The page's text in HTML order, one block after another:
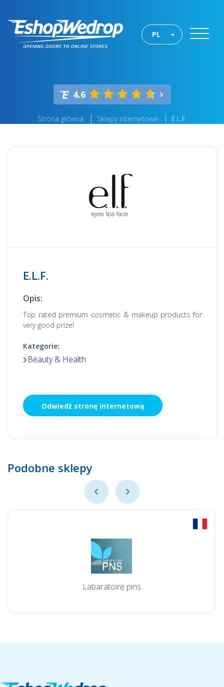
PL
4.6
Strona główna Sklepy internetowe E.L.F.
E.L.F.
Opis:
Top rated premium cosmetic & makeup products for
very good prize!
Kategorie:
Beauty & Health
Odwiedź stronę internetową
Podobne sklepy
Labaratoire pins